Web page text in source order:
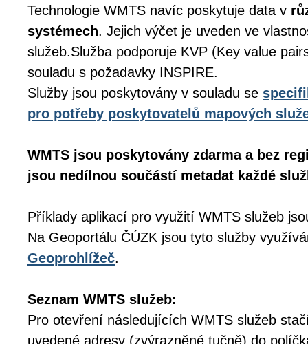
Technologie WMTS navíc poskytuje data v
systémech. Jejich výčet je uveden ve
služeb.Služba podporuje KVP (Key value
souladu s požadavky INSPIRE.
Služby jsou poskytovány v souladu se
pro potřeby poskytovatelů mapových
WMTS jsou poskytovány zdarma a bez
jsou nedílnou součástí metadat každé
Příklady aplikací pro využití WMTS služeb
Na Geoportálu ČÚZK jsou tyto služby
Geoprohlížeč.
Seznam WMTS služeb:
Pro otevření následujících WMTS služeb
uvedené adresy (zvýrazněné tučně) do